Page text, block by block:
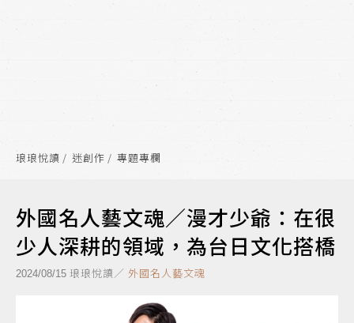
琅琅悅讀 迷創作 專題專欄
外國名人藝文魂／漫才少爺：在很
少人深耕的領域，為台日文化搭橋
2024/08/15 琅琅悅讀／ 外國名人藝文魂